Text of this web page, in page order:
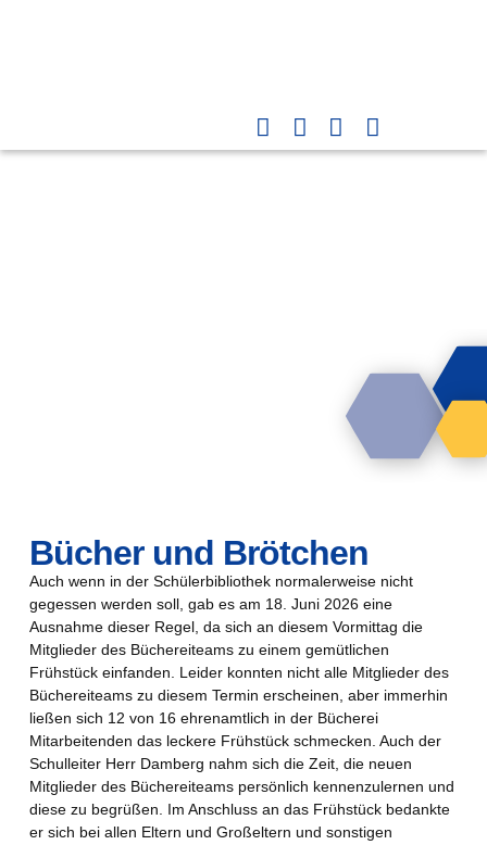
Bücher und Brötchen
Auch wenn in der Schülerbibliothek normalerweise nicht
gegessen werden soll, gab es am 18. Juni 2026 eine
Ausnahme dieser Regel, da sich an diesem Vormittag die
Mitglieder des Büchereiteams zu einem gemütlichen
Frühstück einfanden. Leider konnten nicht alle Mitglieder des
Büchereiteams zu diesem Termin erscheinen, aber immerhin
ließen sich 12 von 16 ehrenamtlich in der Bücherei
Mitarbeitenden das leckere Frühstück schmecken. Auch der
Schulleiter Herr Damberg nahm sich die Zeit, die neuen
Mitglieder des Büchereiteams persönlich kennenzulernen und
diese zu begrüßen. Im Anschluss an das Frühstück bedankte
er sich bei allen Eltern und Großeltern und sonstigen